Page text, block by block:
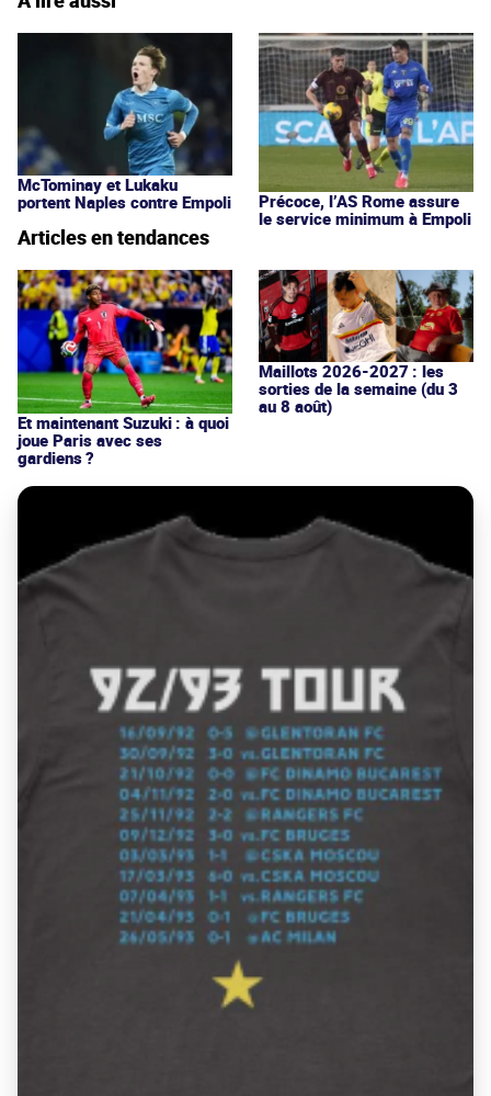
McTominay et Lukaku
portent Naples contre Empoli
Précoce, l’AS Rome assure
le service minimum à Empoli
Articles en tendances
Et maintenant Suzuki : à quoi
joue Paris avec ses
gardiens ?
Maillots 2026-2027 : les
sorties de la semaine (du 3
au 8 août)